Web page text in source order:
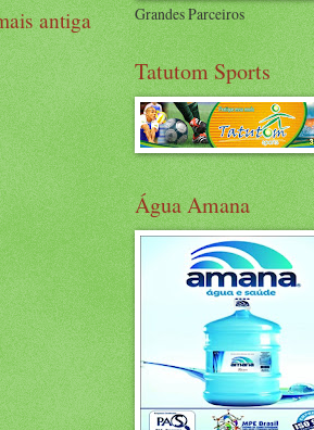
antiga Grandes Parceiros
Tatutom Sports
Água Amana